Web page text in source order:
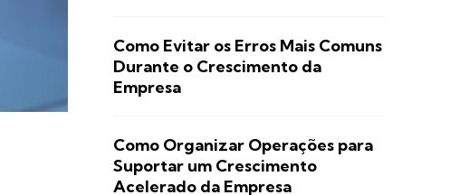
Como Evitar os Erros Mais Comuns
Durante o Crescimento da
Empresa
Como Organizar Operações para
Suportar um Crescimento
Acelerado da Empresa